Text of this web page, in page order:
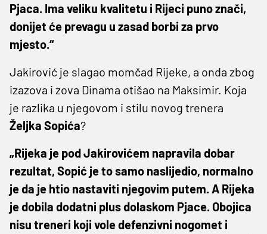
Pjaca. Ima veliku kvalitetu i Rijeci puno znači,
donijet će prevagu u zasad borbi za prvo
mjesto.“
Jakirović je slagao momčad Rijeke, a onda zbog
izazova i zova Dinama otišao na Maksimir. Koja
je razlika u njegovom i stilu novog trenera
Željka Sopića?
„Rijeka je pod Jakirovićem napravila dobar
rezultat, Sopić je to samo naslijedio, normalno
je da je htio nastaviti njegovim putem. A Rijeka
je dobila dodatni plus dolaskom Pjace. Obojica
nisu treneri koji vole defenzivni nogomet i